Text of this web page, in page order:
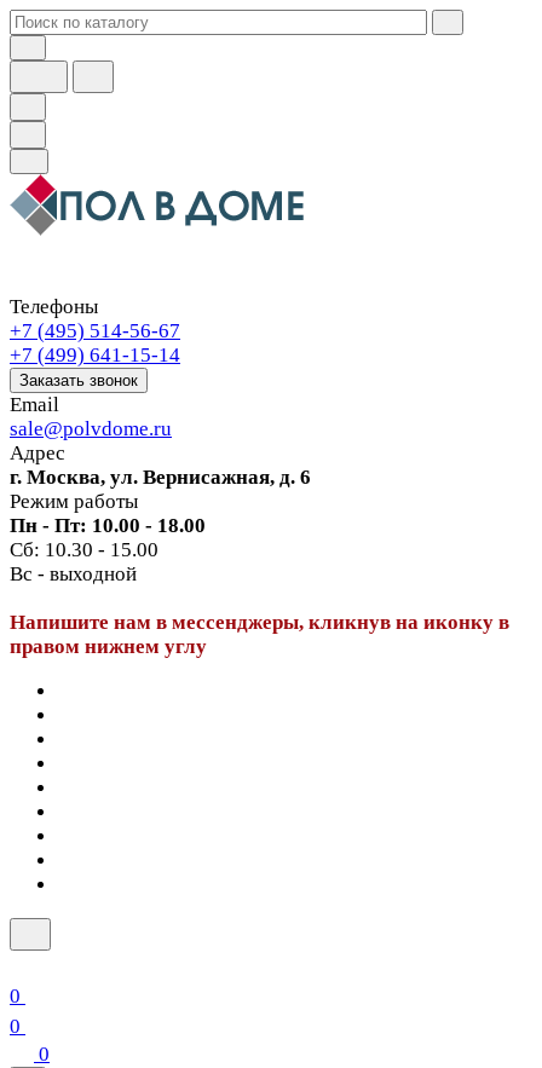
Телефоны
+7 (495) 514-56-67
+7 (499) 641-15-14
Заказать звонок
Email
sale@polvdome.ru
Адрес
г. Москва, ул. Вернисажная, д. 6
Режим работы
Пн - Пт: 10.00 - 18.00
Сб: 10.30 - 15.00
Вс - выходной
Напишите нам в мессенджеры, кликнув на иконку в
правом нижнем углу
0
0
0